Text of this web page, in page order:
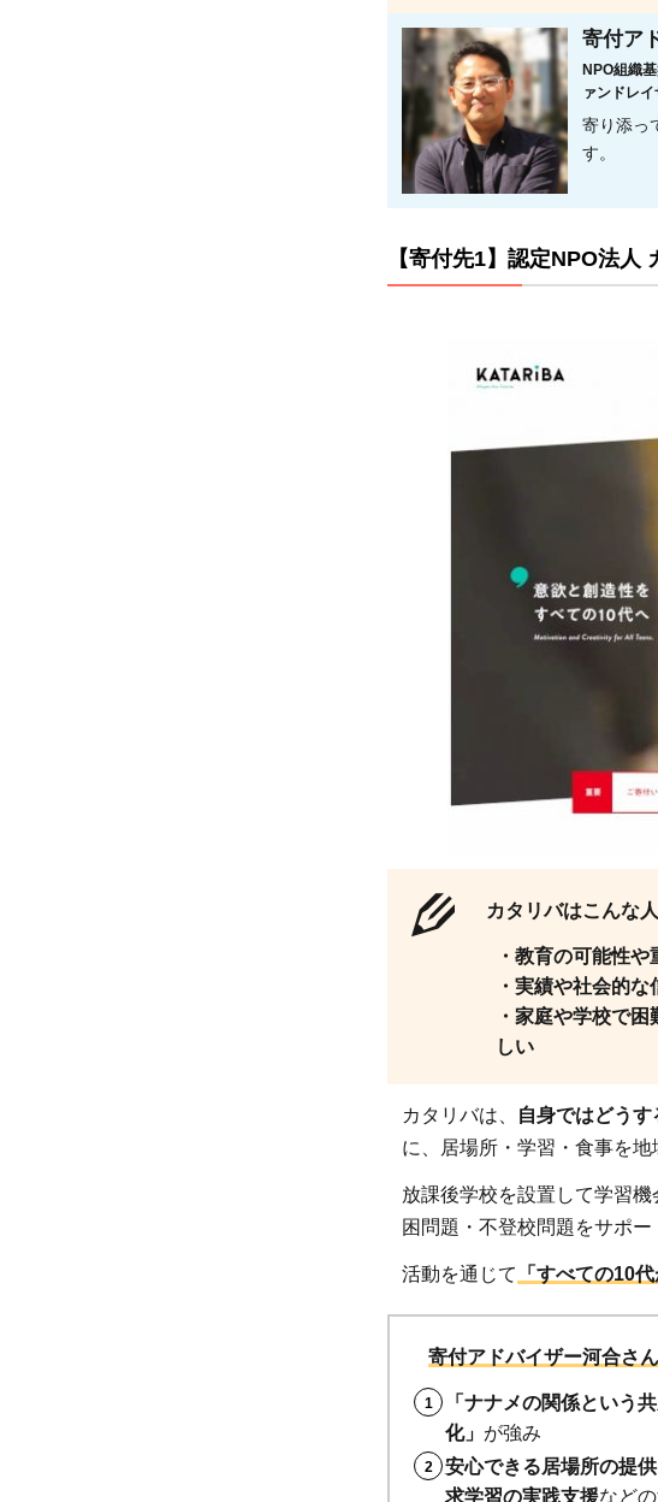
【寄
付先
2】
認定
NPO
法人
こど
も食
ンタ
2,602
と協
【寄
法人
ーレ
ン
ス：
強固
織に
よる
課題
解決
集団
1.4
【寄付先
寄付ア
NPO組織
ァンドレイ
寄り添っ
す。
【寄付先1】認定NPO法人
カタリバはこんな
・教育の可能性
・実績や社会的
・家庭や学校で
しい
カタリバは、 自身ではどう
に、居場所・学習・食事を
放課後学校を設置して学習
困問題・不登校問題をサポー
活動を通じて 「すべての10
寄付アドバイザー河合さ
「ナナメの関係という
化」 が強み
安心できる居場所の提
求学習の実践支援など